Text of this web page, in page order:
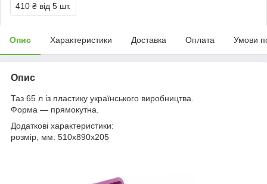
410 ₴ від 5 шт.
Опис Характеристики Доставка Оплата Умови
Опис
Таз 65 л із пластику українського виробництва.
Форма — прямокутна.
Додаткові характеристики:
розмір, мм: 510х890х205